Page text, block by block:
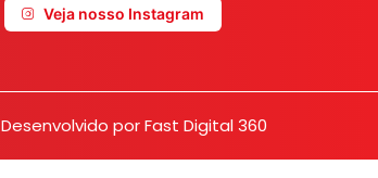
Veja nosso Instagram
Desenvolvido porFast Digital 360